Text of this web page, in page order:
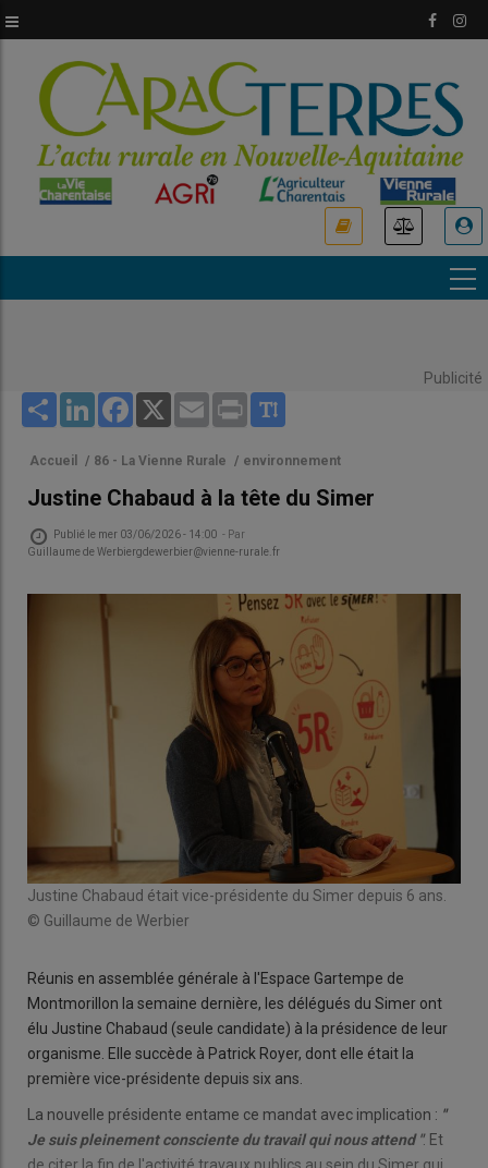
au
principal
Publicité
Share LinkedInFacebook
X Email Print
Accueil / 86 - La Vienne Rurale / environnement
Justine Chabaud à la tête du Simer
Publié le mer 03/06/2026 - 14:00 - Par
Guillaume de Werbiergdewerbier@vienne-rurale.fr
Justine Chabaud était vice-présidente du Simer depuis 6 ans.
© Guillaume de Werbier
Réunis en assemblée générale à l'Espace Gartempe de
Montmorillon la semaine dernière, les délégués du Simer ont
élu Justine Chabaud (seule candidate) à la présidence de leur
organisme. Elle succède à Patrick Royer, dont elle était la
première vice-présidente depuis six ans.
La nouvelle présidente entame ce mandat avec implication : "
Je suis pleinement consciente du travail qui nous attend ". Et
de citer la fin de l'activité travaux publics au sein du Simer qui,